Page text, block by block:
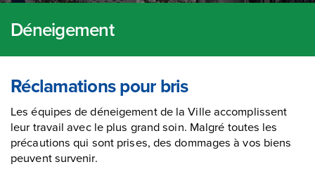
Déneigement
Réclamations pour bris
Les équipes de déneigement de la Ville accomplissent
leur travail avec le plus grand soin. Malgré toutes les
précautions qui sont prises, des dommages à vos biens
peuvent survenir.